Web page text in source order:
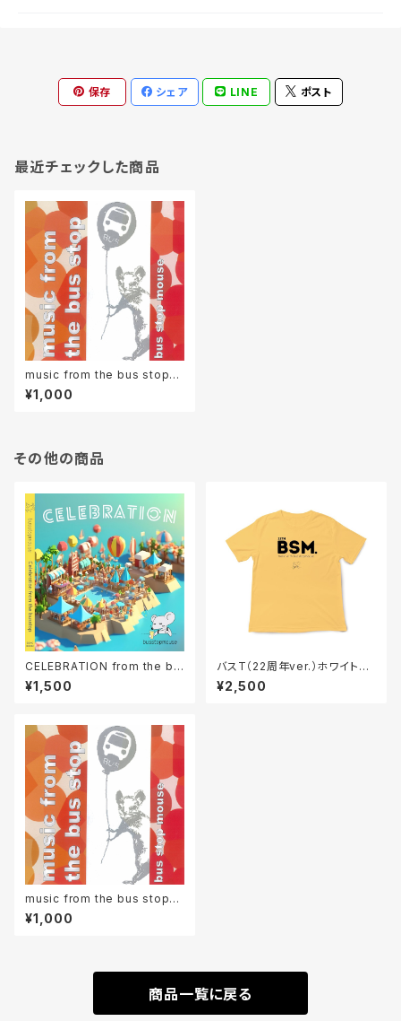
保存 シェア LINE ポスト
最近チェックした商品
music from the bus stop（C
Dパッケージ版）
¥1,000
その他の商品
CELEBRATION from the bu
sstop
¥1,500
バスT（22周年ver.）ホワイトと
イエローとピンクとパープル
¥2,500
music from the bus stop（C
Dパッケージ版）
¥1,000
商品一覧に戻る